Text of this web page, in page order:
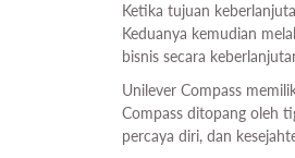
Ketika tujuan
Keduanya kemudian
bisnis secara
Unilever Compass
Compass ditopang oleh
percaya diri, dan